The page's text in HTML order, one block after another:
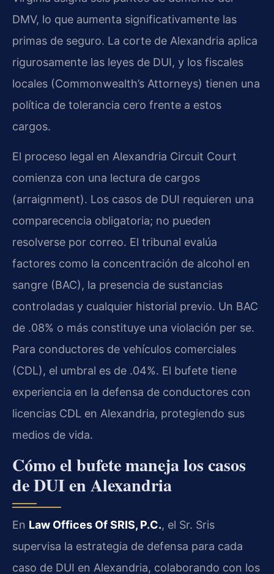
DMV, lo que aumenta significativamente las
primas de seguro. La corte de Alexandria aplica
rigurosamente las leyes de DUI, y los fiscales
locales (Commonwealth’s Attorneys) tienen una
política de tolerancia cero frente a estos
cargos.
El proceso legal en Alexandria Circuit Court
comienza con una lectura de cargos
(arraignment). Los casos de DUI requieren una
comparecencia obligatoria; no pueden
resolverse por correo. El tribunal evalúa
factores como la concentración de alcohol en
sangre (BAC), la presencia de sustancias
controladas y cualquier historial previo. Un BAC
de .08% o más constituye una violación per se.
Para conductores de vehículos comerciales
(CDL), el umbral es de .04%. El bufete tiene
experiencia en la defensa de conductores con
licencias CDL en Alexandria, protegiendo sus
medios de vida.
Cómo el bufete maneja los casos
de DUI en Alexandria
En Law Offices Of SRIS, P.C., el Sr. Sris
supervisa la estrategia de defensa para cada
caso de DUI en Alexandria, colaborando con los